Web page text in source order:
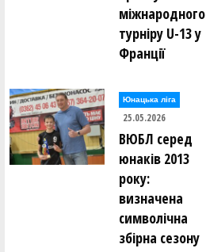
міжнародного
турніру U-13 у
Франції
Юнацька ліга
25.05.2026
ВЮБЛ серед
юнаків 2013
року:
визначена
символічна
збірна сезону